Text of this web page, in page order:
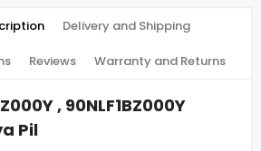
Delivery and Shipping
Reviews Warranty and Returns
, 90NLF1BZ000Y
Pil